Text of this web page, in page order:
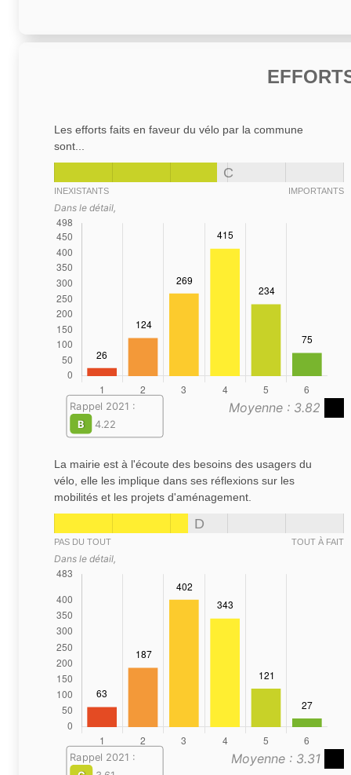
Les efforts faits en faveur du vélo par la commune
sont...
C
INEXISTANTS IMPORTANTS
Dans le détail,
Moyenne : 3.82
Rappel 2021 :
B
4.22
La mairie est à l'écoute des besoins des usagers du
vélo, elle les implique dans ses réflexions sur les
mobilités et les projets d'aménagement.
D
PAS DU TOUT TOUT À FAIT
Dans le détail,
Moyenne : 3.31
Rappel 2021 :